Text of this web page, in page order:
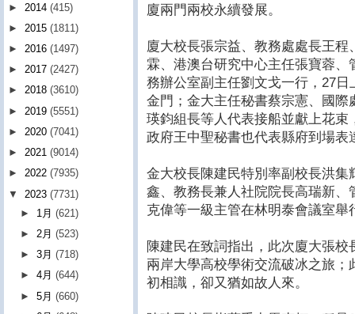
廈兩門兩校永續發展。
廈大校長張宗益、教務處處長王
霖、港澳台研究中心主任張寶蓉
務辦公室副主任劉文戈一行，27
金門；金大主任秘書蔡宗憲、國
瑛鈞組長等人代表接船並獻上花
政府王中聖秘書也代表縣府到場
金大校長陳建民特別率副校長洪
鑫、教務長兼人社院院長高瑞新
克偉等一級主管在林明泰會議室舉
陳建民在致詞指出，此次廈大張
兩岸大學高校學術交流破冰之旅
初相識，卻又猶如故人來。
► 2014 (415)
► 2015 (1811)
► 2016 (1497)
► 2017 (2427)
► 2018 (3610)
► 2019 (5551)
► 2020 (7041)
► 2021 (9014)
► 2022 (7935)
▼ 2023 (7731)
► 1月(621)
► 2月(523)
►3月(718)
►4月(644)
►5月(660)